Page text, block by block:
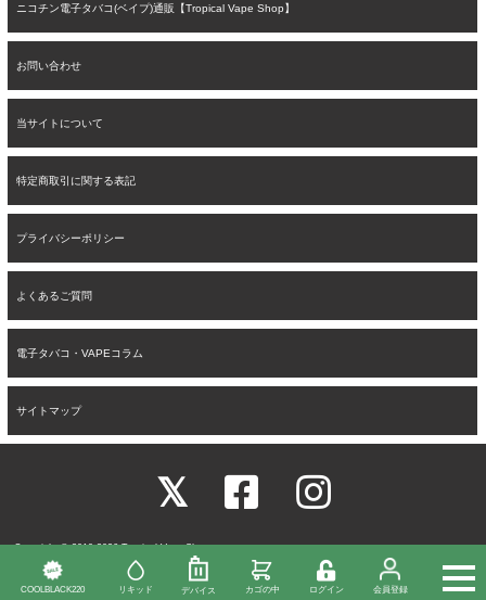
COOLBLACK220 リキッド デバイス カゴの中 ログイン 会員登録
↑
ニコチン電子タバコ(ベイプ)通販【Tropical Vape Shop】
お問い合わせ
当サイトについて
特定商取引に関する表記
プライバシーポリシー
よくあるご質問
電子タバコ・VAPEコラム
サイトマップ
Copyright © 2019-2026 Tropical Vape Shop
All rights reserved.